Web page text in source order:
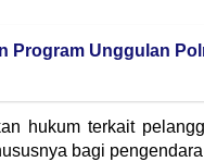
Program Unggulan
hukum terkait
bagi